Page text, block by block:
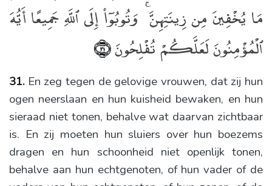
31. En zeg tegen de gelovige vrouwen, dat zij hun
ogen neerslaan en hun kuisheid bewaken, en hun
sieraad niet tonen, behalve wat daarvan zichtbaar
is. En zij moeten hun sluiers over hun boezems
dragen en hun schoonheid niet openlijk tonen,
behalve aan hun echtgenoten, of hun vader of de
مَا يُخْفِينَ مِن زِينَتِهِنَّ ۚ وَتُوبُوٓا۟ إِلَى ٱللَّهِ جَمِيعًا أَيُّهَ
ٱلْمُؤْمِنُونَ لَعَلَّكُمْ تُفْلِحُونَ﴿٣١﴾